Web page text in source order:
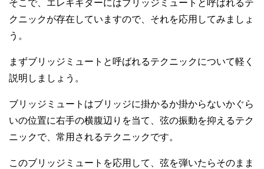
そこで、エレキギターにはブリッジミュートと呼ばれるテ
クニックが存在していますので、それを応用してみましょ
う。
まずブリッジミュートと呼ばれるテクニックについて軽く
説明しましょう。
ブリッジミュートはブリッジに掛かるか掛からないかぐら
いの位置に右手の横腹辺りを当て、弦の振動を抑えるテク
ニックで、常用されるテクニックです。
このブリッジミュートを応用して、弦を弾いたらそのまま